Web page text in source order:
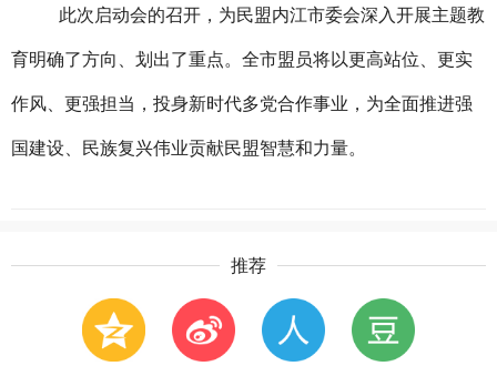
此次启动会的召开，为民盟内江市委会深入开展主题教
育明确了方向、划出了重点。全市盟员将以更高站位、更实
作风、更强担当，投身新时代多党合作事业，为全面推进强
国建设、民族复兴伟业贡献民盟智慧和力量。
推荐